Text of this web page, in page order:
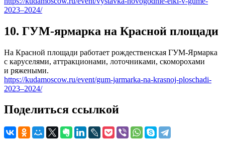
2023–2024/
10. ГУМ-ярмарка на Красной площади
На Красной площади работает рождественская ГУМ-Ярмарка
с каруселями, аттракционами, лоточниками, скоморохами
и ряжеными.
https://kudamoscow.ru/event/gum-jarmarka-na-krasnoj-ploschadi-
2023–2024/
Поделиться ссылкой